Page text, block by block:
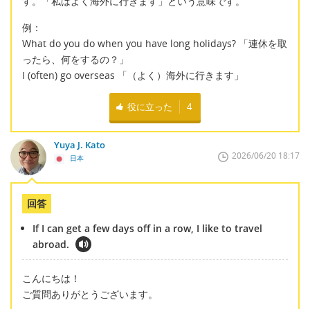
例：
What do you do when you have long holidays? 「連休を取
ったら、何をするの？」
I (often) go overseas 「（よく）海外に行きます」
役に立った 4
Yuya J. Kato
日本 2026/06/20 18:17
回答
If I can get a few days off in a row, I like to travel
abroad.
こんにちは！
ご質問ありがとうございます。